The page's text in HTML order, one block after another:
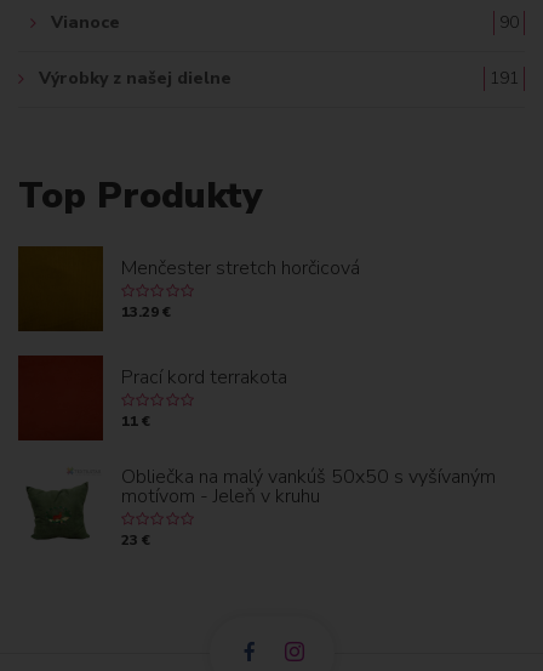
Vianoce 90
Výrobky z našej dielne 191
Top Produkty
Menčester stretch horčicová
13.29 €
Prací kord terrakota
11 €
Obliečka na malý vankúš 50x50 s vyšívaným
motívom - Jeleň v kruhu
23 €